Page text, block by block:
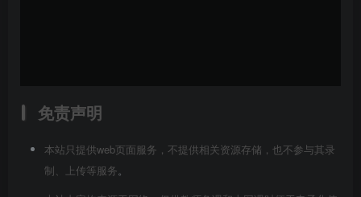
免责声明
本站只提供web页面服务，不提供相关资源存储，也不参与其录
制、上传等服务。